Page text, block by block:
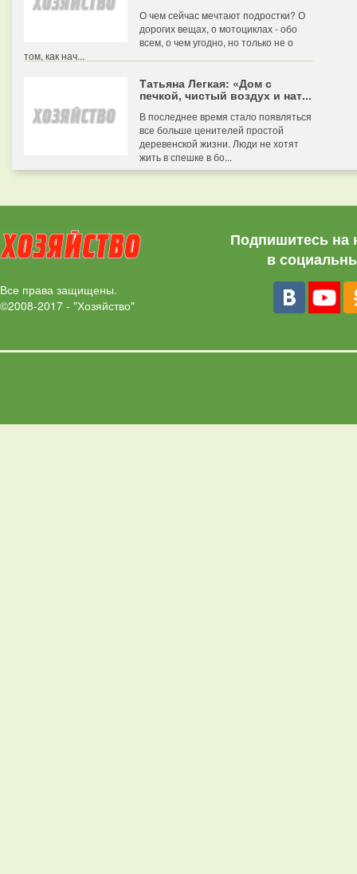
О чем сейчас мечтают подростки? О
дорогих вещах, о мотоциклах - обо
всем, о чем угодно, но только не о
том, как нач...
Татьяна Легкая: «Дом с
печкой, чистый воздух и нат...
В последнее время стало появляться
все больше ценителей простой
деревенской жизни. Люди не хотят
жить в спешке в бо...
Все права защищены.
©2008-2017 - "Хозяйство"
Подпишитесь на
в